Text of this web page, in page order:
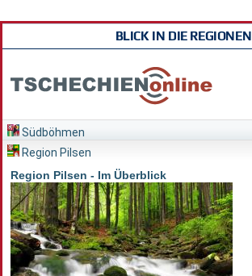
BLICK IN DIE REGIONEN
Südböhmen
Region Pilsen
Region Pilsen - Im Überblick